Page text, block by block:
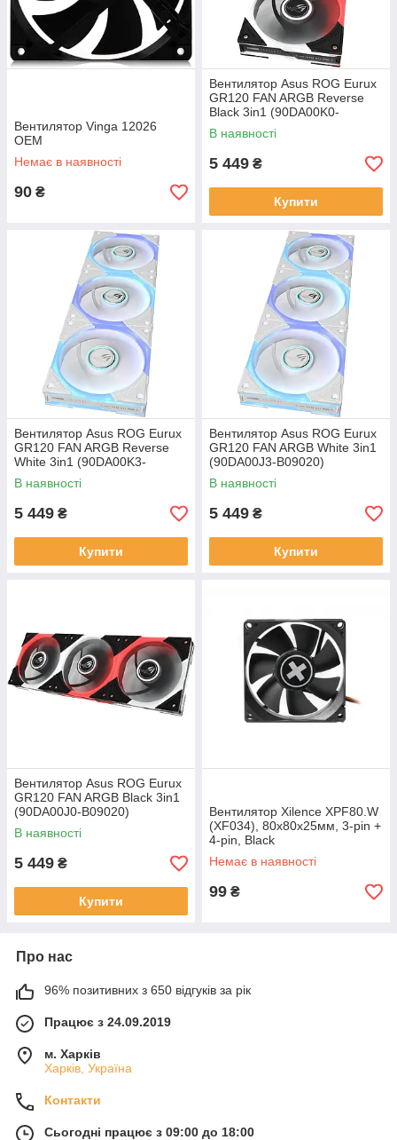
Вентилятор Vinga 12026
OEM
Немає в наявності
90 ₴
Вентилятор Asus ROG Eurux
GR120 FAN ARGB Reverse
Black 3in1 (90DA00K0-
B09020)
В наявності
5 449 ₴
Купити
Вентилятор Asus ROG Eurux
GR120 FAN ARGB Reverse
White 3in1 (90DA00K3-
B09020)
В наявності
5 449 ₴
Купити
Вентилятор Asus ROG Eurux
GR120 FAN ARGB White 3in1
(90DA00J3-B09020)
В наявності
5 449 ₴
Купити
Вентилятор Asus ROG Eurux
GR120 FAN ARGB Black 3in1
(90DA00J0-B09020)
В наявності
5 449 ₴
Купити
Вентилятор Xilence XPF80.W
(XF034), 80х80х25мм, 3-pin +
4-pin, Black
Немає в наявності
99 ₴
Про нас
96% позитивних з 650 відгуків за рік
Працює з 24.09.2019
м. Харків
Харків, Україна
Контакти
Сьогодні працює з 09:00 до 18:00